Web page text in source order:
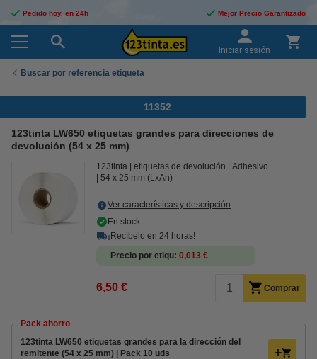
Pedido hoy, en 24h Mejor Precio Garantizado
Iniciar sesión
Buscar por referencia etiqueta
11352
123tinta LW650 etiquetas grandes para direcciones de
devolución (54 x 25 mm)
123tinta etiquetas de devolución
Adhesivo
54 x 25 mm (LxAn)
Ver características y descripción
En stock
¡Recíbelo en 24 horas!
Precio por etiqu 0,013 €
6,50 € Comprar
Pack ahorro
123tinta LW650 etiquetas grandes para la dirección del
remitente (54 x 25 mm) | Pack 10 uds